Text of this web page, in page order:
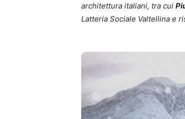
architettura italiani, tra cui
Latteria Sociale Valtellina e